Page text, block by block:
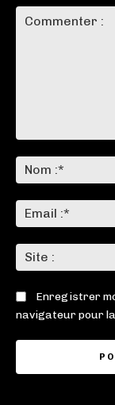
Enregistrer
navigateur pour